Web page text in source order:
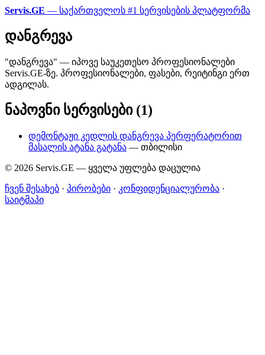
Servis.GE — საქართველოს #1 სერვისების პლატფორმა
დანგრევა
"დანგრევა" — იპოვე საუკეთესო პროფესიონალები
Servis.GE-ზე. პროფესიონალები, ფასები, რეიტინგი ერთ
ადგილას.
ნაპოვნი სერვისები (1)
დემონტაჟი კედლის დანგრევა პერფერატორით
მასალის ატანა გატანა — თბილისი
© 2026 Servis.GE — ყველა უფლება დაცულია
ჩვენ შესახებ · პირობები · კონფიდენციალურობა ·
საიტმაპი